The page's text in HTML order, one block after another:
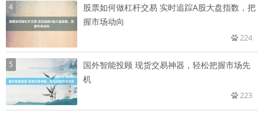
4
股票如何做杠杆交易 实时追踪A股大盘指数，把
握市场动向
224
5
国外智能投顾 现货交易神器，轻松把握市场先
机
223